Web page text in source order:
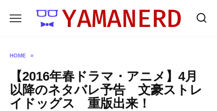
HOME »
【2016年春ドラマ・アニメ】4月
以降のネタバレ予告 文豪ストレ
イドッグス 重版出来！